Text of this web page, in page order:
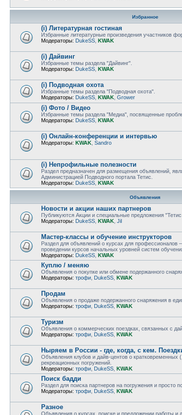
Избранное
(i) Литературная гостиная
Избранные литературные произведения участников
Модераторы: DukeSS KWAK
(i) Дайвинг
Избранные темы раздела "Дайвинг".
Модераторы: DukeSS KWAK
(i) Подводная охота
Избранные темы раздела "Подводная охота".
Модераторы: DukeSS KWAK Grower
(i) Фото / Видео
Избранные темы раздела "Медиа", посвященные
Модераторы: DukeSS KWAK
(i) Онлайн-конференции и интервью
Модераторы: KWAK Sandro
(i) Непрофильные полезности
Раздел предназначен для размещения объявлений,
Администрацией Подводного портала Тетис.
Модераторы: DukeSS KWAK
Объявления
Новости и акции наших партнеров
Публикуются Акции и специальные предложения
Модераторы: DukeSS KWAK Jil
Мастер-классы и обучение инструкторов
Раздел для объявлений о курсах для
проведении курсов начальных уровней систем
Модераторы: DukeSS KWAK
Куплю / меняю
Объявления о покупке или обмене подержанного
Модераторы: трофи DukeSS KWAK
Продам
Объявления о продаже подержанного снаряжения в
Модераторы: трофи DukeSS KWAK
Туризм
Объявления о коммерческих поездках, связанных с
Модераторы: трофи DukeSS KWAK
Ныряем в России - где, когда, с кем.
Объявления клубов и дайв-центов о
рекреационных погружений.
Модераторы: трофи DukeSS KWAK
Поиск бадди
Раздел для поиска партнеров на погружения и просто
Модераторы: трофи DukeSS KWAK
Разное
Объявления о курсах, поиске и предложении работы